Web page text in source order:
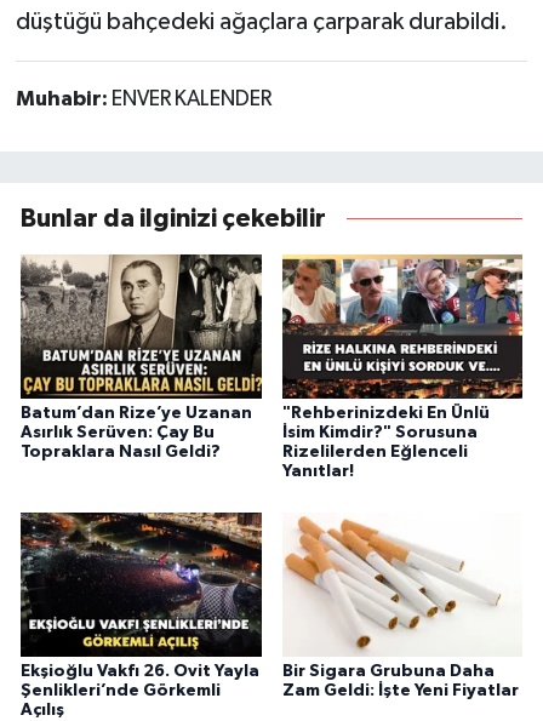
düştüğü bahçedeki ağaçlara çarparak durabildi.
Muhabir: ENVER KALENDER
Bunlar da ilginizi çekebilir
Batum’dan Rize’ye Uzanan
Asırlık Serüven: Çay Bu
Topraklara Nasıl Geldi?
"Rehberinizdeki En Ünlü
İsim Kimdir?" Sorusuna
Rizelilerden Eğlenceli
Yanıtlar!
Ekşioğlu Vakfı 26. Ovit Yayla
Şenlikleri’nde Görkemli
Açılış
Bir Sigara Grubuna Daha
Zam Geldi: İşte Yeni Fiyatlar